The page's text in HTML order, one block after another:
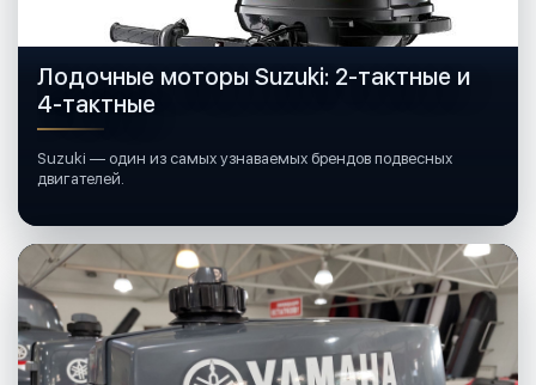
Лодочные моторы Suzuki: 2-тактные и
4-тактные
Suzuki — один из самых узнаваемых брендов подвесных
двигателей.